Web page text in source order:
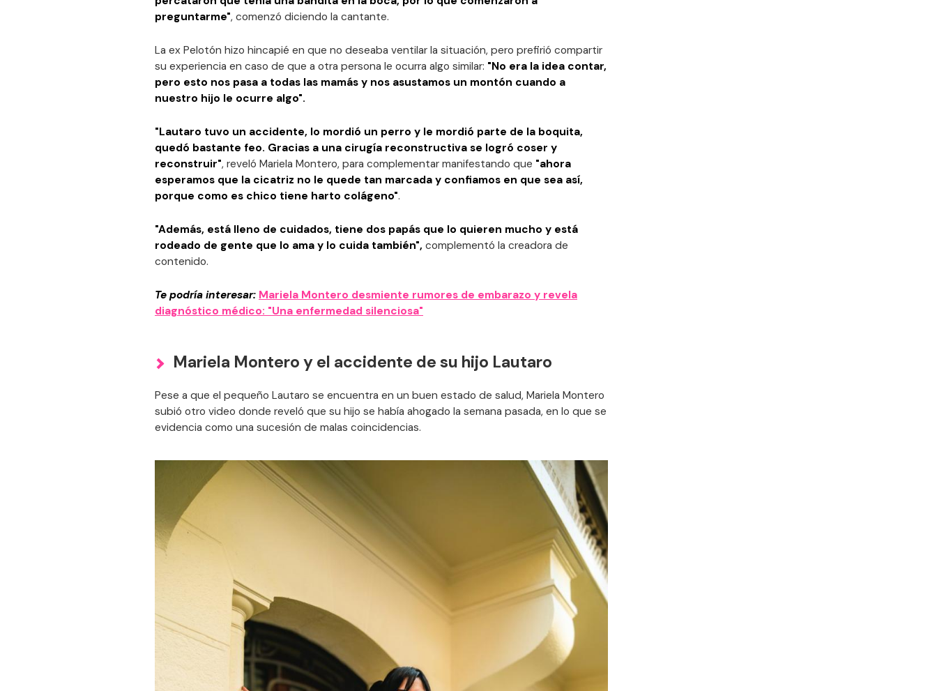
preguntarme", comenzó diciendo la cantante.
La ex Pelotón hizo hincapié en que no deseaba ventilar la situación, pero prefirió compartir
su experiencia en caso de que a otra persona le ocurra algo similar: "No era la idea contar,
pero esto nos pasa a todas las mamás y nos asustamos un montón cuando a
nuestro hijo le ocurre algo".
"Lautaro tuvo un accidente, lo mordió un perro y le mordió parte de la boquita,
quedó bastante feo. Gracias a una cirugía reconstructiva se logró coser y
reconstruir", reveló Mariela Montero, para complementar manifestando que "ahora
esperamos que la cicatriz no le quede tan marcada y confiamos en que sea así,
porque como es chico tiene harto colágeno".
"Además, está lleno de cuidados, tiene dos papás que lo quieren mucho y está
rodeado de gente que lo ama y lo cuida también", complementó la creadora de
contenido.
Te podría interesar: Mariela Montero desmiente rumores de embarazo y revela
diagnóstico médico: "Una enfermedad silenciosa"
Mariela Montero y el accidente de su hijo Lautaro
Pese a que el pequeño Lautaro se encuentra en un buen estado de salud, Mariela Montero
subió otro video donde reveló que su hijo se había ahogado la semana pasada, en lo que se
evidencia como una sucesión de malas coincidencias.